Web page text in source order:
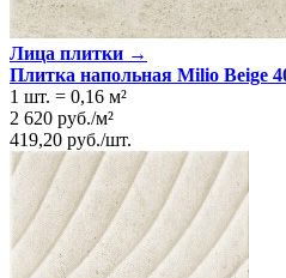
Лица плитки →
Плитка напольная Milio Beige
1 шт. = 0,16 м²
2 620 руб./м²
419,20 руб./шт.